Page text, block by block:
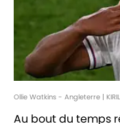
Ollie Watkins - Angleterre |
Au bout du temps